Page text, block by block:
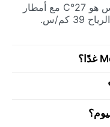
الآن في Motu Koe، جزر كوك، الطقس هو 27°C مع أمطار
متفرقة قريبة. الرطوبة 78% وسرعة الرياح 39 كم/س.